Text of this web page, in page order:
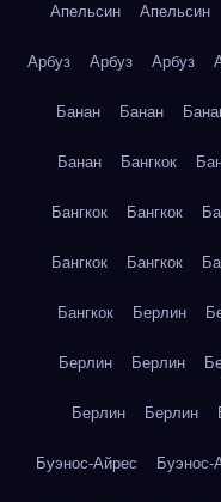
Апельсин Апельсин
Арбуз Арбуз Арбуз
Банан Банан
Банан Бангкок
Бангкок Бангкок
Бангкок Бангкок
Бангкок Берлин
Берлин Берлин
Берлин Берлин
Буэнос-Айрес Буэнос-